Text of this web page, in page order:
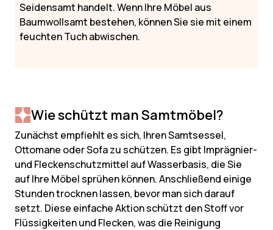
Seidensamt handelt. Wenn Ihre Möbel aus
Baumwollsamt bestehen, können Sie sie mit einem
feuchten Tuch abwischen.
Wie schützt man Samtmöbel?
Zunächst empfiehlt es sich, Ihren Samtsessel,
Ottomane oder Sofa zu schützen. Es gibt Imprägnier-
und Fleckenschutzmittel auf Wasserbasis, die Sie
auf Ihre Möbel sprühen können. Anschließend einige
Stunden trocknen lassen, bevor man sich darauf
setzt. Diese einfache Aktion schützt den Stoff vor
Flüssigkeiten und Flecken, was die Reinigung